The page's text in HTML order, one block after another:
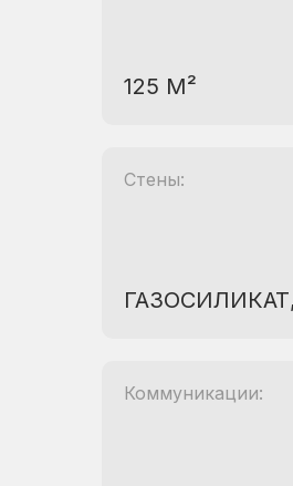
125 М²
Стены:
Коммуникации: